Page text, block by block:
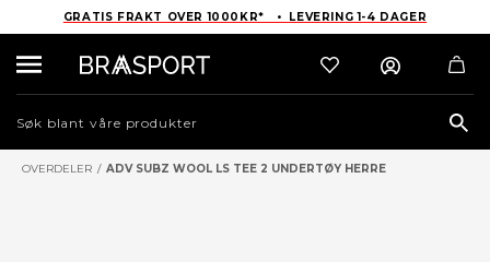
GRATIS FRAKT OVER 1000KR* • LEVERING 1-4 DAGER
OVERDELER / ADV SUBZ WOOL LS TEE 2 UNDERTØY HERRE